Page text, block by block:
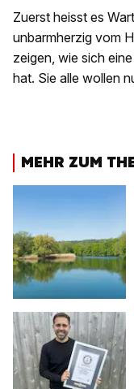
Zuerst heisst es
unbarmherzig vom
zeigen, wie sich
hat. Sie alle wollen
MEHR ZUM